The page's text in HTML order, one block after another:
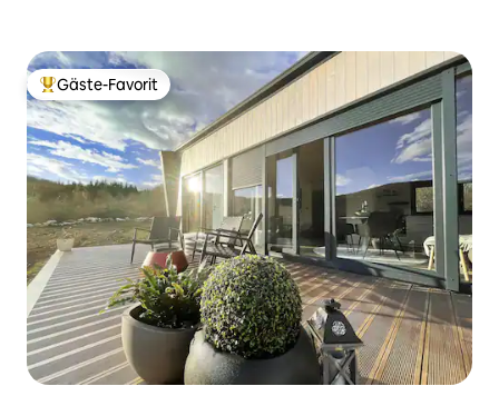
Beliebter Gäste-Favorit.
Gäste-Favorit